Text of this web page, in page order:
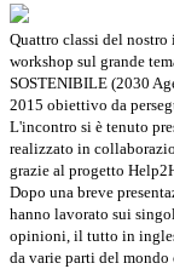
Quattro classi del
workshop sul grande
SOSTENIBILE (2030
2015 obiettivo da
L'incontro si è tenuto
realizzato in
grazie al progetto
Dopo una breve
hanno lavorato sui
opinioni, il tutto in
da varie parti del